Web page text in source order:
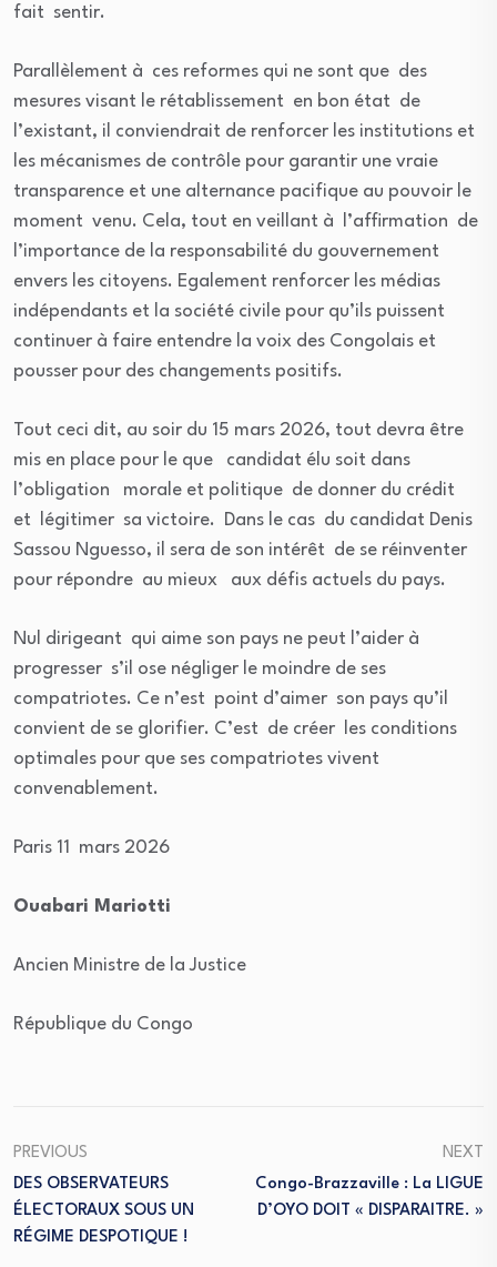
fait sentir.
Parallèlement à ces reformes qui ne sont que des
mesures visant le rétablissement en bon état de
l’existant, il conviendrait de renforcer les institutions et
les mécanismes de contrôle pour garantir une vraie
transparence et une alternance pacifique au pouvoir le
moment venu. Cela, tout en veillant à l’affirmation de
l’importance de la responsabilité du gouvernement
envers les citoyens. Egalement renforcer les médias
indépendants et la société civile pour qu’ils puissent
continuer à faire entendre la voix des Congolais et
pousser pour des changements positifs.
Tout ceci dit, au soir du 15 mars 2026, tout devra être
mis en place pour le que candidat élu soit dans
l’obligation morale et politique de donner du crédit
et légitimer sa victoire. Dans le cas du candidat Denis
Sassou Nguesso, il sera de son intérêt de se réinventer
pour répondre au mieux aux défis actuels du pays.
Nul dirigeant qui aime son pays ne peut l’aider à
progresser s’il ose négliger le moindre de ses
compatriotes. Ce n’est point d’aimer son pays qu’il
convient de se glorifier. C’est de créer les conditions
optimales pour que ses compatriotes vivent
convenablement.
Paris 11 mars 2026
Ouabari Mariotti
Ancien Ministre de la Justice
République du Congo
PREVIOUS
DES OBSERVATEURS
ÉLECTORAUX SOUS UN
RÉGIME DESPOTIQUE !
NEXT
Congo-Brazzaville : La LIGUE
D’OYO DOIT « DISPARAITRE. »